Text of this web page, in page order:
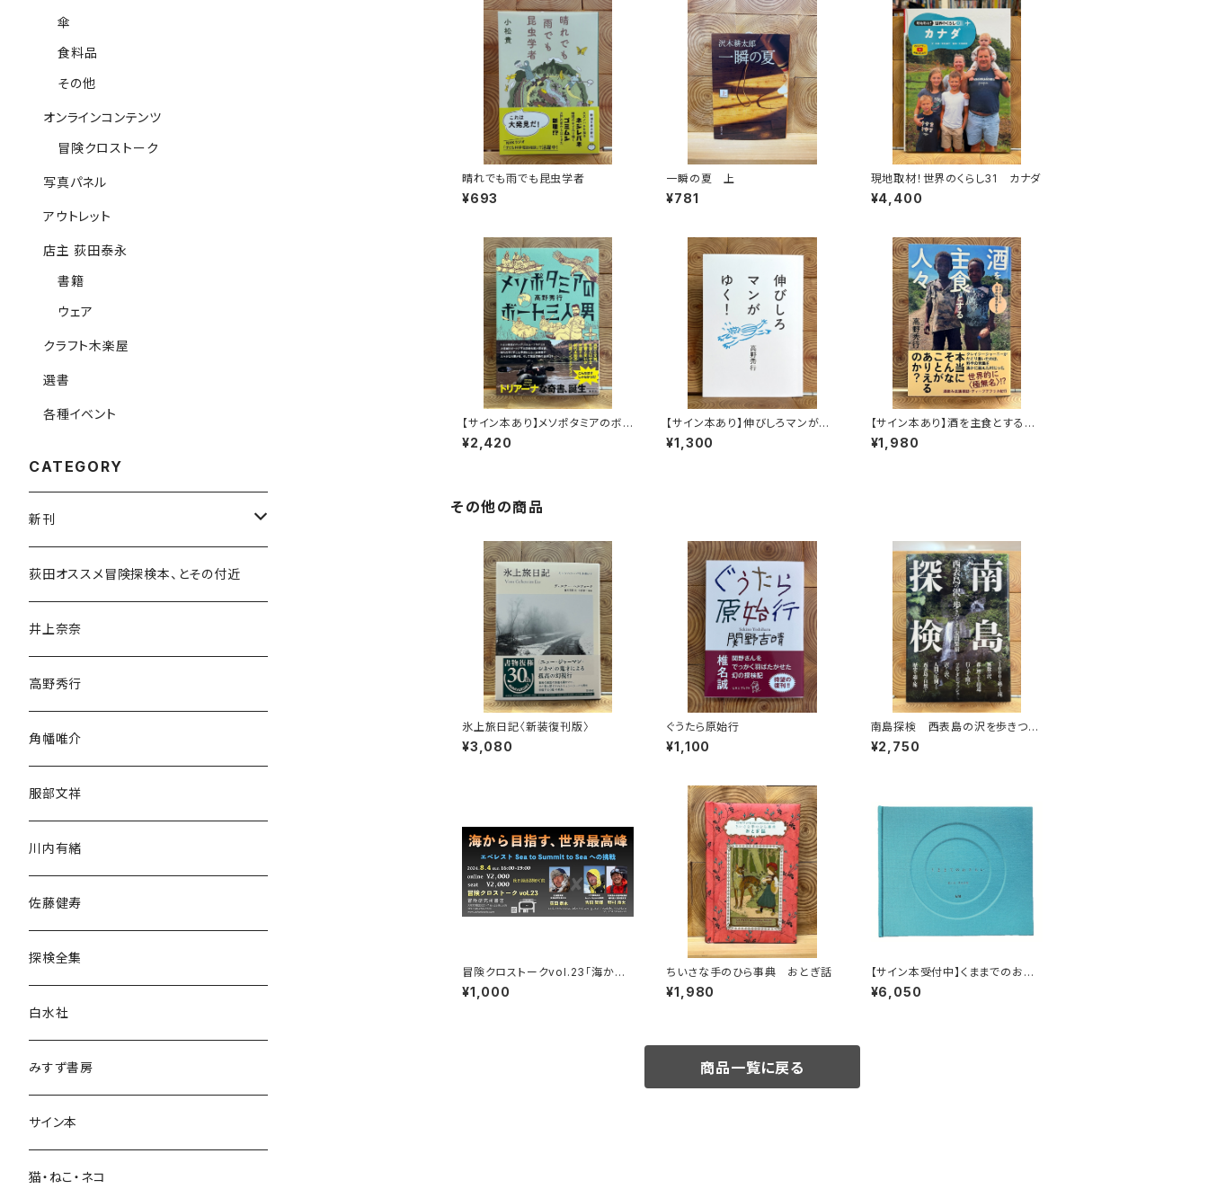
晴れでも雨でも昆虫学者
¥693
一瞬の夏 上
¥781
現地取材！世界のくらし31 カナダ
¥4,400
【サイン本あり】メソポタミアのボ
ート三人男
¥2,420
【サイン本あり】伸びしろマンがゆ
く！
¥1,300
【サイン本あり】酒を主食とする
人々 エチオピアの科学的秘境を
旅する
¥1,980
その他の商品
氷上旅日記〈新装復刊版〉
¥3,080
ぐうたら原始行
¥1,100
南島探検 西表島の沢を歩きつく
す
¥2,750
冒険クロストークvol.23「海から
目指す、世界最高峰」録画視聴権
¥1,000
ちいさな手のひら事典 おとぎ話
¥1,980
【サイン本受付中】くままでのおさ
らい〈特装新版〉
¥6,050
商品一覧に戻る
傘
食料品
その他
オンラインコンテンツ
冒険クロストーク
写真パネル
アウトレット
店主 荻田泰永
書籍
ウェア
クラフト木楽屋
選書
各種イベント
CATEGORY
新刊
和書
文学・小説・物語
随筆・ノンフィクション・その他
民族・風習
言語・ことば
荻田オススメ冒険探検本、とその付近
井上奈奈
高野秀行
角幡唯介
服部文祥
川内有緒
佐藤健寿
探検全集
白水社
みすず書房
サイン本
猫・ねこ・ネコ